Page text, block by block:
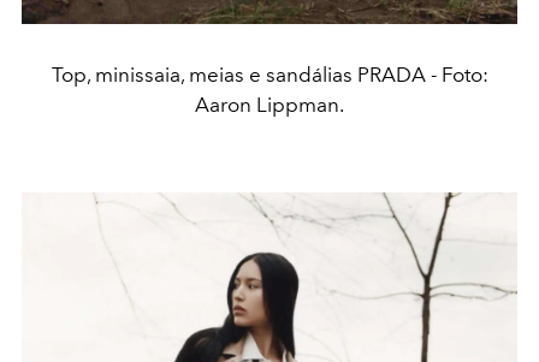
Top, minissaia, meias e sandálias PRADA - Foto:
Aaron Lippman.